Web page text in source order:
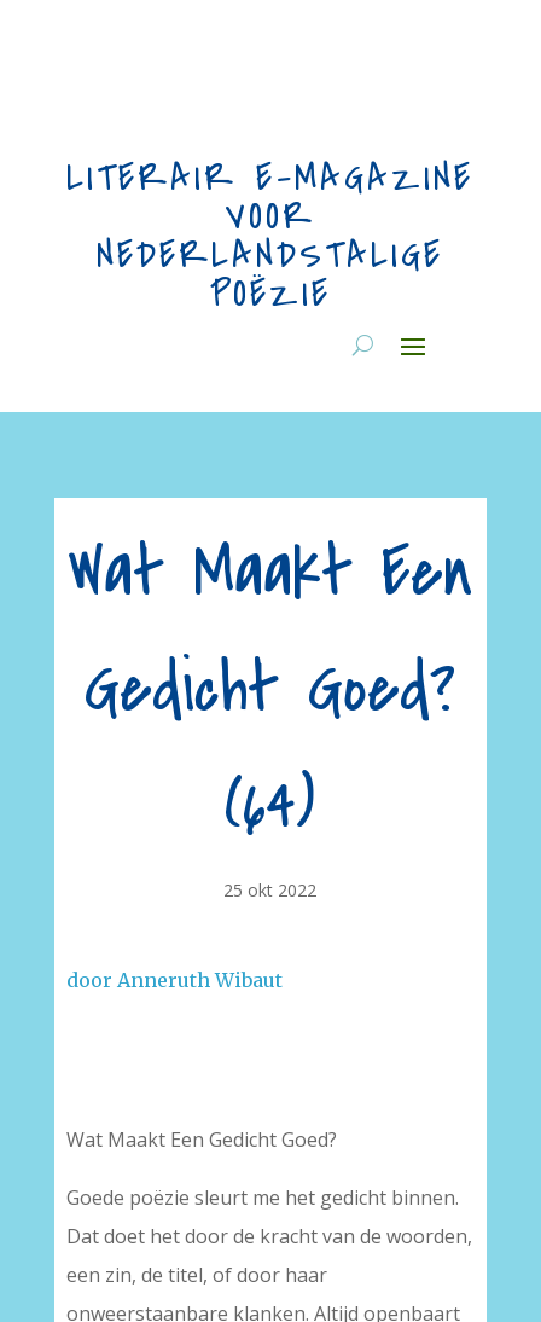
LITERAIR E-MAGAZINE
VOOR
NEDERLANDSTALIGE
POËZIE
Wat Maakt Een
Gedicht Goed?
(64)
25 okt 2022
door Anneruth Wibaut
Wat Maakt Een Gedicht Goed?
Goede poëzie sleurt me het gedicht binnen.
Dat doet het door de kracht van de woorden,
een zin, de titel, of door haar
onweerstaanbare klanken. Altijd openbaart